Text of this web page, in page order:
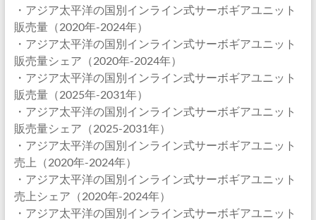
・アジア太平洋の国別インライン式サーボギアユニット
販売量（2020年-2024年）
・アジア太平洋の国別インライン式サーボギアユニット
販売量シェア（2020年-2024年）
・アジア太平洋の国別インライン式サーボギアユニット
販売量（2025年-2031年）
・アジア太平洋の国別インライン式サーボギアユニット
販売量シェア（2025-2031年）
・アジア太平洋の国別インライン式サーボギアユニット
売上（2020年-2024年）
・アジア太平洋の国別インライン式サーボギアユニット
売上シェア（2020年-2024年）
・アジア太平洋の国別インライン式サーボギアユニット